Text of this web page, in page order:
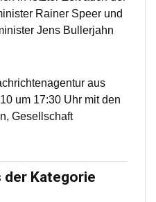
Rainer Speer und
Jens Bullerjahn
aus
um 17:30 Uhr mit den
Gesellschaft
Kategorie